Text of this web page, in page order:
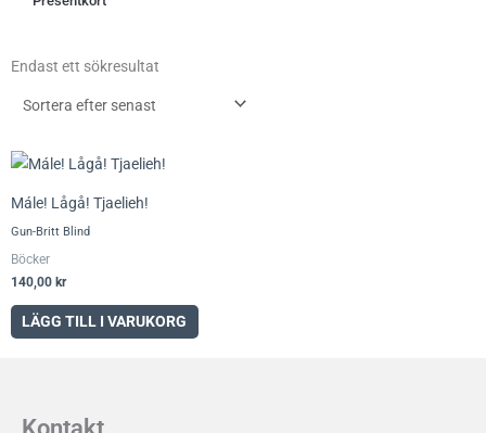
Endast ett sökresultat
Mále! Lågå! Tjaelieh!
Gun-Britt Blind
Böcker
140,00 kr
LÄGG TILL I VARUKORG